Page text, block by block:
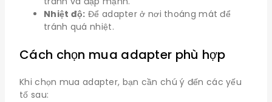
Nhiệt độ: Để adapter ở nơi thoáng mát để
tránh quá nhiệt.
Cách chọn mua adapter phù hợp
Khi chọn mua adapter, bạn cần chú ý đến các yếu
tố sau: